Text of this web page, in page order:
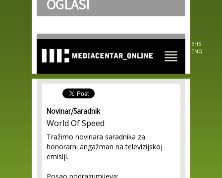
Skip to
main
OGLASI
BHS
ENG
Novinar/Saradnik
World Of Speed
Tražimo novinara saradnika za
honorarni angažman na televizijskoj
emisiji.